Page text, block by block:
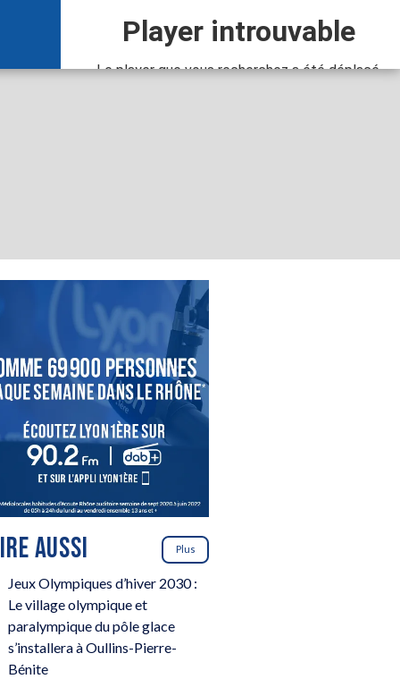
AUSSI Plus
Jeux Olympiques d’hiver 2030 :
Le village olympique et
paralympique du pôle glace
s’installera à Oullins-Pierre-
Bénite